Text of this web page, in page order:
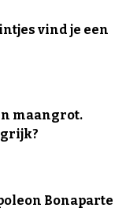
vind je een
maangrot.
Bonaparte